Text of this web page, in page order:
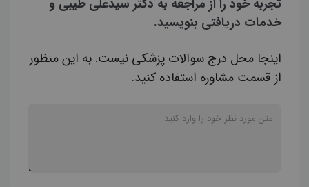
تجربه خود را از مراجعه به دکتر سیدعلی طیبی و
خدمات دریافتی بنویسید.
اینجا محل درج سوالات پزشکی نیست. به این منظور
از قسمت مشاوره استفاده کنید.